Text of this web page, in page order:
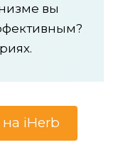
вы
iHerb